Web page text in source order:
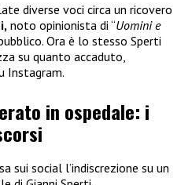
diverse voci circa un ricovero
noto opinionista di “Uomini e
Ora è lo stesso Sperti
su quanto accaduto,
Instagram.
in ospedale: i
sui social l’indiscrezione su un